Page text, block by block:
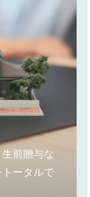
前贈与な
ータルで